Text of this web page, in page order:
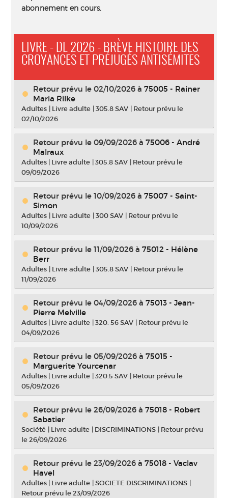
abonnement en cours.
LIVRE - DL 2026 - BRÈVE HISTOIRE DES
CROYANCES ET PRÉJUGÉS ANTISÉMITES
Retour prévu le 02/10/2026 à 75005 - Rainer
Maria Rilke
Adultes | Livre adulte |305.8 SAV | Retour prévu le
02/10/2026
Retour prévu le 09/09/2026 à 75006 - André
Malraux
Adultes | Livre adulte |305.8 SAV | Retour prévu le
09/09/2026
Retour prévu le 10/09/2026 à 75007 - Saint-
Simon
Adultes | Livre adulte |300 SAV | Retour prévu le
10/09/2026
Retour prévu le 11/09/2026 à 75012 - Hélène
Berr
Adultes | Livre adulte |305.8 SAV | Retour prévu le
11/09/2026
Retour prévu le 04/09/2026 à 75013 - Jean-
Pierre Melville
Adultes | Livre adulte |320. 56 SAV | Retour prévu le
04/09/2026
Retour prévu le 05/09/2026 à 75015 -
Marguerite Yourcenar
Adultes | Livre adulte |320.5 SAV | Retour prévu le
05/09/2026
Retour prévu le 26/09/2026 à 75018 - Robert
Sabatier
Société | Livre adulte | DISCRIMINATIONS | Retour prévu
le 26/09/2026
Retour prévu le 23/09/2026 à 75018 - Vaclav
Havel
Adultes | Livre adulte |SOCIETE DISCRIMINATIONS |
Retour prévu le 23/09/2026